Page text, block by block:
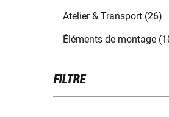
Atelier & Transport (26)
Éléments de montage
FILTRE